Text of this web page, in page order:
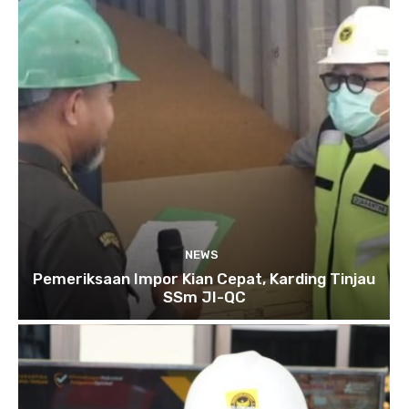
NEWS
Pemeriksaan Impor Kian Cepat, Karding Tinjau
SSm JI-QC